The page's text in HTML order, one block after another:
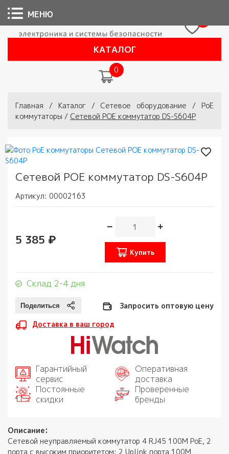
КАТАЛОГ
0
Вы здесь
Главная / Каталог / Сетевое оборудование /
РоЕ
коммутаторы / Сетевой РОЕ коммутатор DS-S604P
Сетевой РОЕ коммутатор DS-S604P
Артикул: 00002163
5 385 ₽
Купить
Склад 2-4 дня
Запросить оптовую цену
Доставка в ваш город
Гарантийный
сервис
Оперативная
доставка
Постоянные
скидки
Проверенные
бренды
Описание:
Сетевой неуправляемый коммутатор 4 RJ45 100M PoE, 2
порта с высоким приоритетом; 2 Uplink порта 100М
МЕНЮ